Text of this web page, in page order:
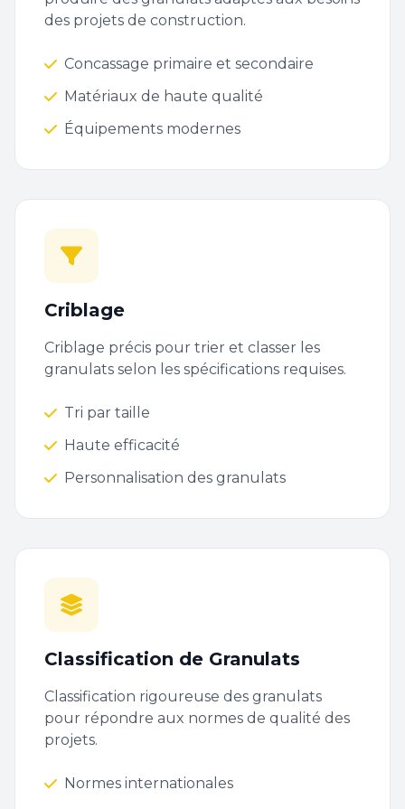
des projets de construction.
Concassage primaire et secondaire
Matériaux de haute qualité
Équipements modernes
Criblage
Criblage précis pour trier et classer les
granulats selon les spécifications requises.
Tri par taille
Haute efficacité
Personnalisation des granulats
Classification de Granulats
Classification rigoureuse des granulats
pour répondre aux normes de qualité des
projets.
Normes internationales